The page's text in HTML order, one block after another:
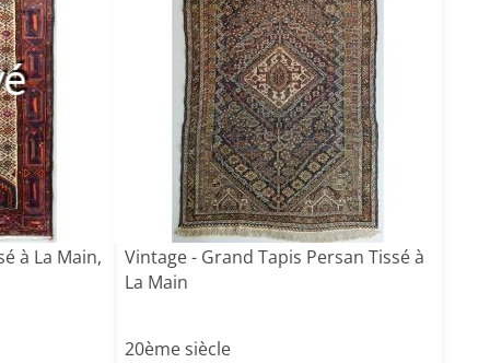
à La Main,
Vintage - Grand Tapis Persan Tissé à
La Main
20ème siècle